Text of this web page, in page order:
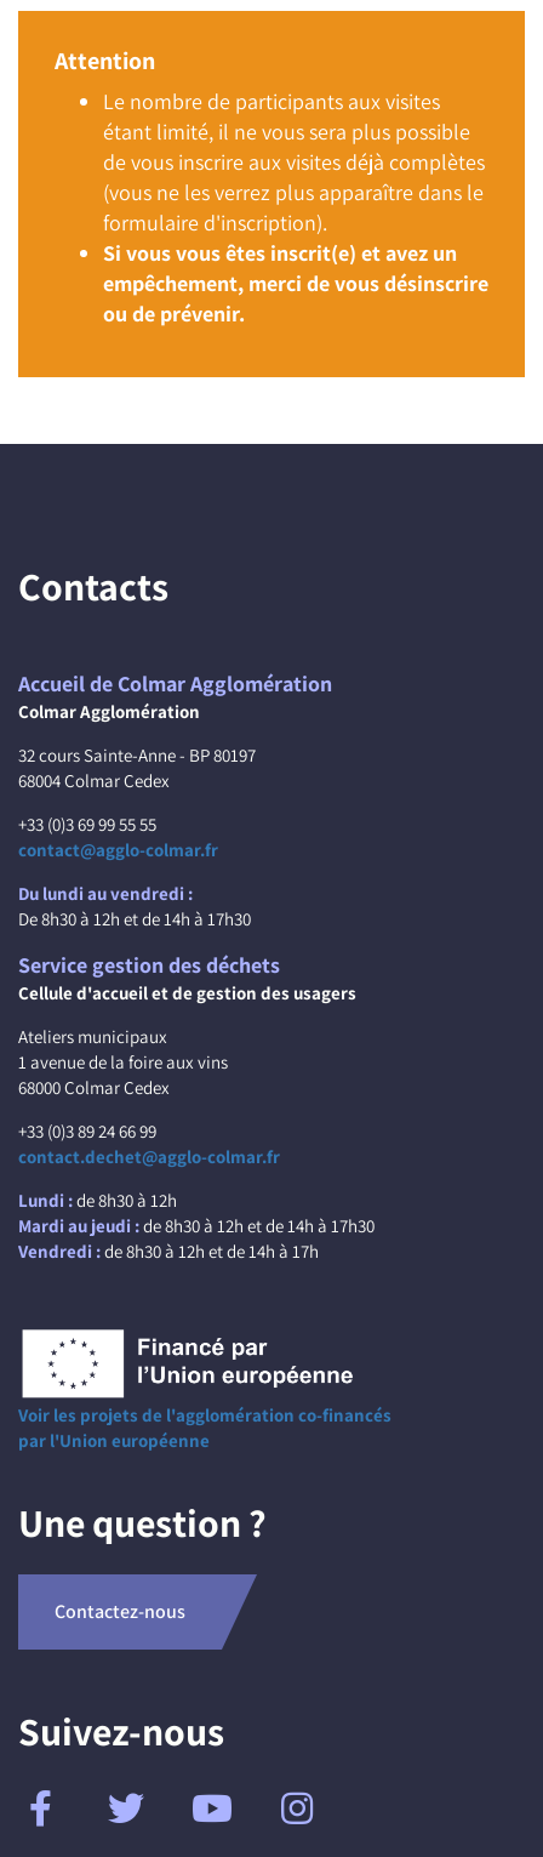
Attention
Le nombre de participants aux visites
étant limité, il ne vous sera plus possible
de vous inscrire aux visites déjà complètes
(vous ne les verrez plus apparaître dans le
formulaire d'inscription).
Si vous vous êtes inscrit(e) et avez un
empêchement, merci de vous désinscrire
ou de prévenir.
Contacts
Accueil de Colmar Agglomération
Colmar Agglomération
32 cours Sainte-Anne - BP 80197
68004 Colmar Cedex
+33 (0)3 69 99 55 55
contact@agglo-colmar.fr
Du lundi au vendredi :
De 8h30 à 12h et de 14h à 17h30
Service gestion des déchets
Cellule d'accueil et de gestion des usagers
Ateliers municipaux
1 avenue de la foire aux vins
68000 Colmar Cedex
+33 (0)3 89 24 66 99
contact.dechet@agglo-colmar.fr
Lundi :de 8h30 à 12h
Mardi au jeudi :de 8h30 à 12h et de 14h à 17h30
Vendredi :de 8h30 à 12h et de 14h à 17h
Voir les projets de l'agglomération co-financés
par l'Union européenne
Une question ?
Contactez-nous
Suivez-nous